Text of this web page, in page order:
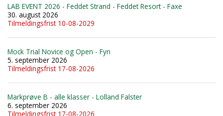
LAB EVENT 2026 - Feddet Strand - Feddet Resort - Faxe
30. august 2026
Tilmeldingsfrist 10-08-2029
Mock Trial Novice og Open - Fyn
5. september 2026
Tilmeldingsfrist 17-08-2026
Markprøve B - alle klasser - Lolland Falster
6. september 2026
Tilmeldingsfrist 17-08-2026